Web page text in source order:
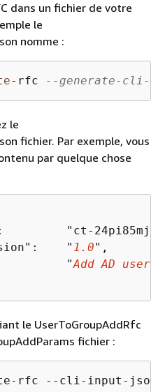
dans un fichier de votre
le
nomme :
- rfc --generate-cli-
le
fichier. Par exemple, vous
par quelque chose
"ct-
" 1.0",
"Add AD user
le UserToGroupAddRfc
fichier :
rfc --cli-input-json